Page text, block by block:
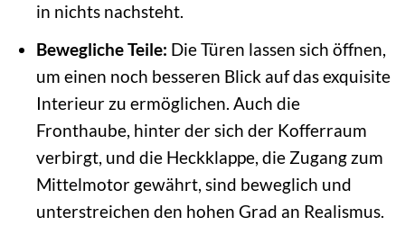
in nichts nachsteht.
Bewegliche Teile: Die Türen lassen sich öffnen,
um einen noch besseren Blick auf das exquisite
Interieur zu ermöglichen. Auch die
Fronthaube, hinter der sich der Kofferraum
verbirgt, und die Heckklappe, die Zugang zum
Mittelmotor gewährt, sind beweglich und
unterstreichen den hohen Grad an Realismus.